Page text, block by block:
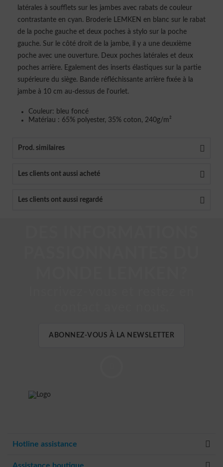
latérales à soufflets sur les jambes avec rabats de couleur
contrastante en cyan. Broderie LEMKEN en blanc sur le rabat
de la poche gauche et deux poches à stylo sur la poche
gauche. Sur le côté droit de la jambe, il y a une deuxième
poche avec une ouverture. Deux poches latérales et deux
poches arrière. Egalement des inserts élastiques sur la partie
supérieure du siège. Bande réfléchissante arrière fixée à la
jambe à 10 cm au-dessus de l'ourlet.
Couleur: bleu foncé
Matériau : 65% polyester, 35% coton, 240g/m²
Prod. similaires
Les clients ont aussi acheté
Les clients ont aussi regardé
ABONNEZ-VOUS À LA NEWSLETTER
Hotline assistance
Assistance boutique